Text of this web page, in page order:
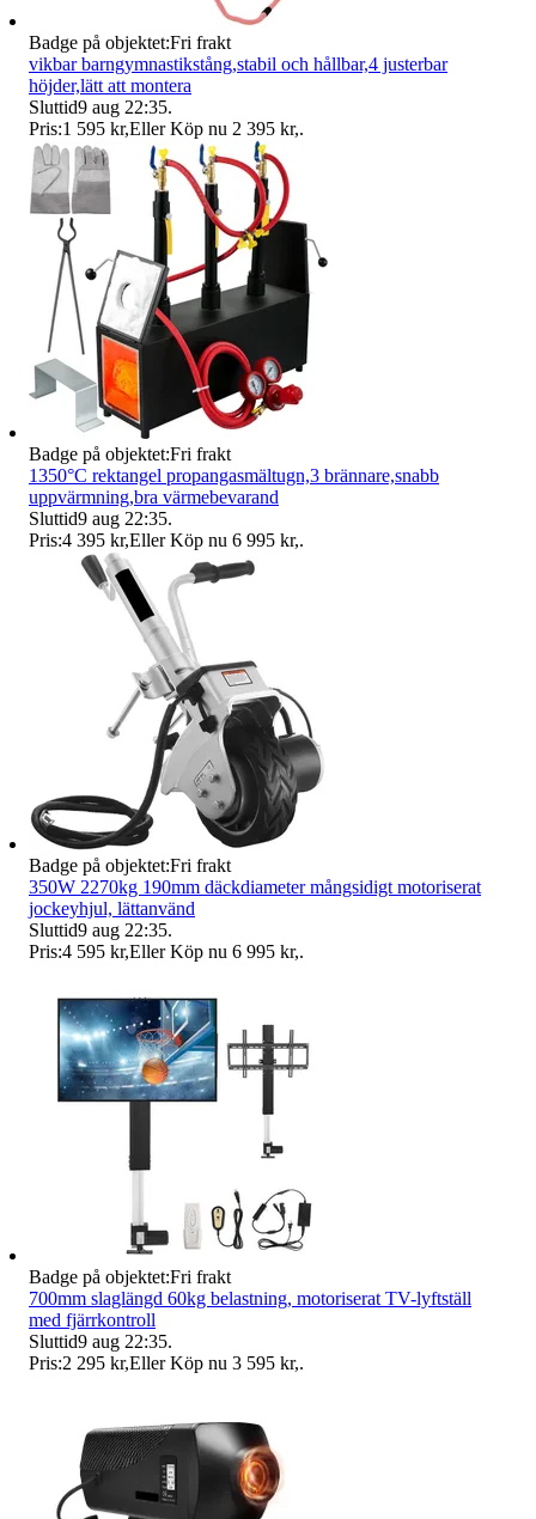
Badge på objektet:Fri frakt
vikbar barngymnastikstång,stabil och hållbar,4 justerbar
höjder,lätt att montera
Sluttid9 aug 22:35.
Pris:1 595 kr,Eller Köp nu 2 395 kr,.
Badge på objektet:Fri frakt
1350°C rektangel propangasmältugn,3 brännare,snabb
uppvärmning,bra värmebevarand
Sluttid9 aug 22:35.
Pris:4 395 kr,Eller Köp nu 6 995 kr,.
Badge på objektet:Fri frakt
350W 2270kg 190mm däckdiameter mångsidigt motoriserat
jockeyhjul, lättanvänd
Sluttid9 aug 22:35.
Pris:4 595 kr,Eller Köp nu 6 995 kr,.
Badge på objektet:Fri frakt
700mm slaglängd 60kg belastning, motoriserat TV-lyftställ
med fjärrkontroll
Sluttid9 aug 22:35.
Pris:2 295 kr,Eller Köp nu 3 595 kr,.